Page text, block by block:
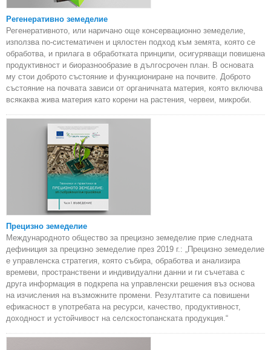
Регенеративно земеделие
Регенеративното, или наричано още консервационно земеделие,
използва по-систематичен и цялостен подход към земята, която се
обработва, и прилага в обработката принципи, осигуряващи повишена
продуктивност и биоразнообразие в дългосрочен план. В основата
му стои доброто състояние и функциониране на почвите. Доброто
състояние на почвата зависи от органичната материя, която включва
всякаква жива материя като корени на растения, червеи, микроби.
Прецизно земеделие
Международното общество за прецизно земеделие прие следната
дефиниция за прецизно земеделие през 2019 г.: „Прецизно земеделие
е управленска стратегия, която събира, обработва и анализира
времеви, пространствени и индивидуални данни и ги съчетава с
друга информация в подкрепа на управленски решения въз основа
на изчисления на възможните промени. Резултатите са повишени
ефикасност в употребата на ресурси, качество, продуктивност,
доходност и устойчивост на селскостопанската продукция.“